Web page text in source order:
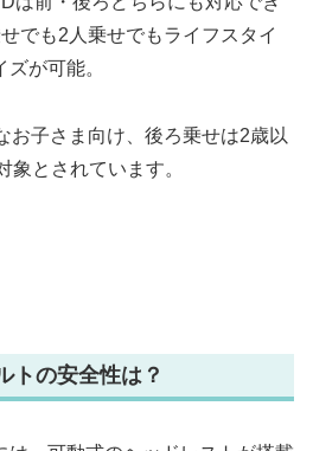
でも2人乗せでもライフスタイ
が可能。
お子さま向け、後ろ乗せは2歳以
象とされています。
トの安全性は？